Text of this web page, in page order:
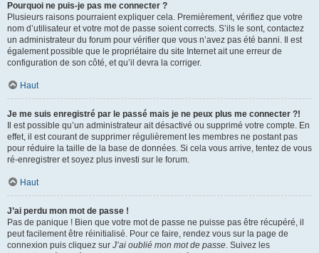
Pourquoi ne puis-je pas me connecter ?
Plusieurs raisons pourraient expliquer cela. Premièrement, vérifiez que votre
nom d’utilisateur et votre mot de passe soient corrects. S’ils le sont, contactez
un administrateur du forum pour vérifier que vous n’avez pas été banni. Il est
également possible que le propriétaire du site Internet ait une erreur de
configuration de son côté, et qu’il devra la corriger.
Haut
Je me suis enregistré par le passé mais je ne peux plus me connecter ?!
Il est possible qu’un administrateur ait désactivé ou supprimé votre compte. En
effet, il est courant de supprimer régulièrement les membres ne postant pas
pour réduire la taille de la base de données. Si cela vous arrive, tentez de vous
ré-enregistrer et soyez plus investi sur le forum.
Haut
J’ai perdu mon mot de passe !
Pas de panique ! Bien que votre mot de passe ne puisse pas être récupéré, il
peut facilement être réinitialisé. Pour ce faire, rendez vous sur la page de
connexion puis cliquez sur J’ai oublié mon mot de passe. Suivez les